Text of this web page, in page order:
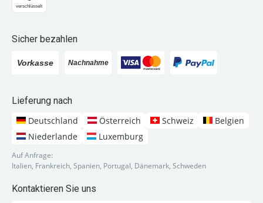
Sicher bezahlen
Lieferung nach
Deutschland
Österreich Schweiz
Belgien
Niederlande
Luxemburg
Auf Anfrage:
Italien, Frankreich, Spanien, Portugal, Dänemark, Schweden
Kontaktieren Sie uns